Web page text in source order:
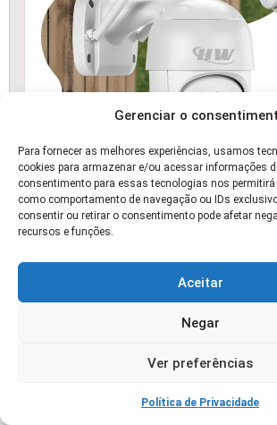
Gerenciar o
Para fornecer as melhores experiências, usamos
cookies para armazenar e/ou acessar informações
consentimento para essas tecnologias nos
como comportamento de navegação ou IDs
consentir ou retirar o consentimento pode afetar
recursos e funções.
Aceitar
Negar
Ver preferências
Política de Privacidade
Kit 2câmera Ip Icsee Prova D'água
Externa Wifi - Hw
📰 ARTIGO